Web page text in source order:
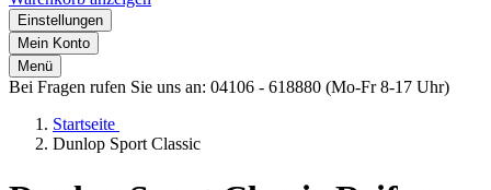
Einstellungen
Mein Konto
Menü
Bei Fragen rufen Sie uns an: 04106 - 618880 (Mo-Fr 8-17 Uhr)
Startseite
Dunlop Sport Classic